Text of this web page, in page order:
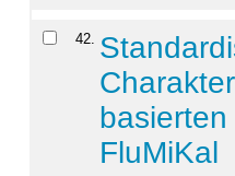
42.
FluMiKal